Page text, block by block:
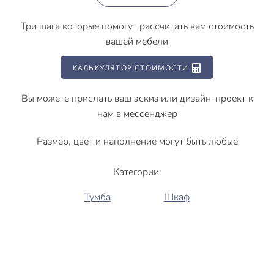
Три шага которые помогут рассчитать вам стоимость
вашей мебели
КАЛЬКУЛЯТОР СТОИМОСТИ
Вы можете прислать ваш эскиз или дизайн-проект к
нам в мессенджер
Размер, цвет и наполнение могут быть любые
Категории:
Тумба
Шкаф